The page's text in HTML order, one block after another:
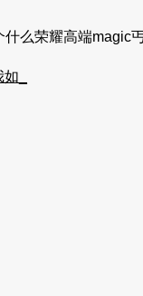
么荣耀高端magic
_